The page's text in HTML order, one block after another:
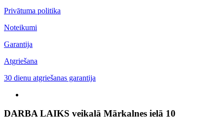
Privātuma politika
Noteikumi
Garantija
Atgriešana
30 dienu atgriešanas garantija
DARBA LAIKS veikalā Mārkalnes ielā 10